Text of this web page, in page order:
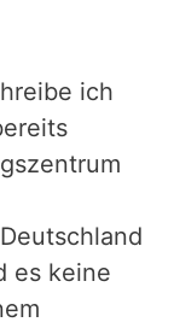
ich
es keine